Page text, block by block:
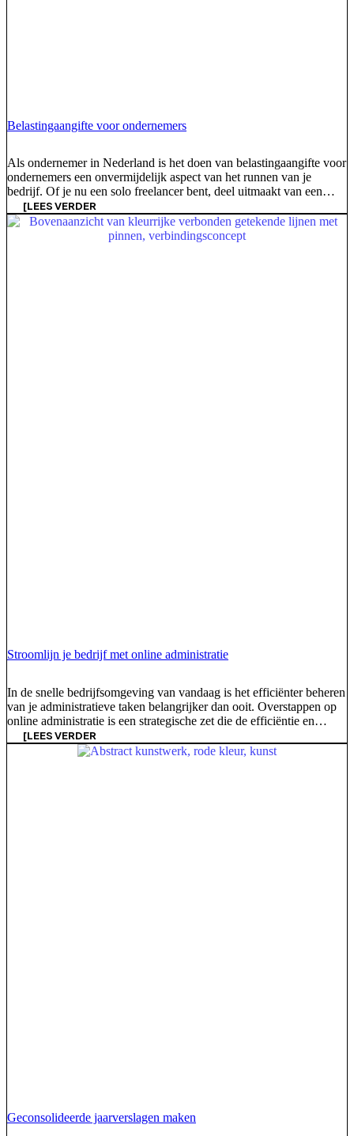
Belastingaangifte voor ondernemers
Als ondernemer in Nederland is het doen van belastingaangifte voor
ondernemers een onvermijdelijk aspect van het runnen van je
bedrijf. Of je nu een solo freelancer bent, deel uitmaakt van een
kleine tot middelgrote onderneming (MKB) met een aanzienlijk
personeelsbestand, of een grote multinational leidt, de complexiteit
van het voldoen aan je belastingverplichtingen varieert sterk. De
[LEES VERDER
Stroomlijn je bedrijf met online administratie
In de snelle bedrijfsomgeving van vandaag is het efficiënter beheren
van je administratieve taken belangrijker dan ooit. Overstappen op
online administratie is een strategische zet die de efficiëntie en
veiligheid van je bedrijf aanzienlijk kan verbeteren. Met online
administratie worden uw gegevens veilig opgeslagen in de cloud,
[LEES VERDER
Geconsolideerde jaarverslagen maken